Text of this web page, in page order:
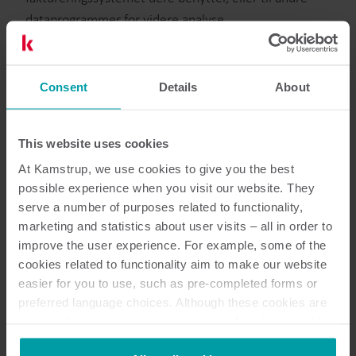
Consent Details About
This website uses cookies
At Kamstrup, we use cookies to give you the best
possible experience when you visit our website. They
serve a number of purposes related to functionality,
marketing and statistics about user visits – all in order to
improve the user experience. For example, some of the
cookies related to functionality aim to make our website
easier for you to use, such as pre-completed forms or
preferred language choices. Although these cookies are
not be available without them.
dataprogrammer for videre analyse.
Er du på jakt etter en
dataekspert?
Vi har det rette teamet for det
Du trenger ikke være en dataekspert for på kunne ha
en moderne smartmålingsløsning. Med Kamstrup
datasikkerhet, systemoppdateringer og oppgradering